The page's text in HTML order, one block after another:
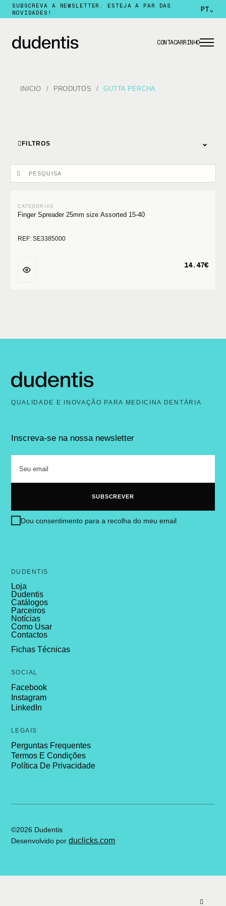
SUBSCREVA A NEWSLETTER, ESTEJA A PAR DAS
NOVIDADES!
PT⌄
CONTACARRINHO
INICIO PRODUTOS GUTTA PERCHA
FILTROS ⌄
Finger Spreader 25mm size Assorted 15-40
REF: SE3385000
14.47€
QUALIDADE E INOVAÇÃO PARA MEDICINA DENTÁRIA
Inscreva-se na nossa newsletter
Dou consentimento para a recolha do meu email
DUDENTIS
Loja
Dudentis
Catálogos
Parceiros
Notícias
Como Usar
Contactos
Fichas Técnicas
SOCIAL
Facebook
Instagram
LinkedIn
LEGAIS
Perguntas Frequentes
Termos E Condições
Política De Privacidade
©2026 Dudentis
Desenvolvido por duclicks.com